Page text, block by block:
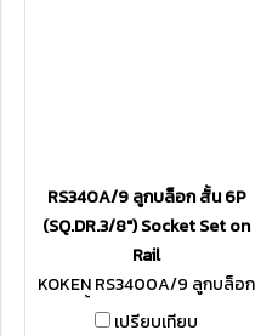
RS340A/9 ลูกบล็อก สั้น 6P
(SQ.DR.3/8") Socket Set on
Rail
KOKEN RS3400A/9 ลูกบล็อก
สั้น 6P SQ.DR.3/8"
เปรียบเทียบ